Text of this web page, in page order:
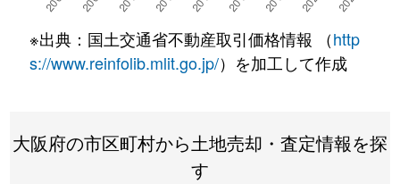
南恵我之荘
430万円 恵我ノ荘
徒歩5分
南恵我之荘
3,200万円 恵我ノ荘
徒歩8分
向野
7,100万円 高鷲 徒歩16分
※出典：国土交通省不動産取引価格情報 （http
s://www.reinfolib.mlit.go.jp/）を加工して作成
大阪府の市区町村から土地売却・査定情報を探
す